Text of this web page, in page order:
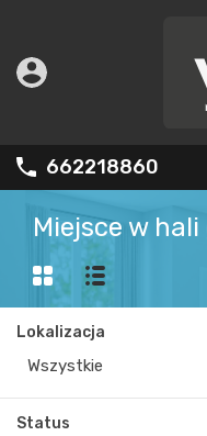
662218860
Miejsce w
Lokalizacja
Wszystkie
Status